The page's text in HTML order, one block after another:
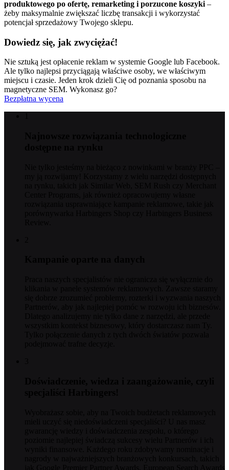
produktowego po ofertę, remarketing i porzucone koszyki –
żeby maksymalnie zwiększać liczbę transakcji i wykorzystać
potencjał sprzedażowy Twojego sklepu.
Dowiedz się, jak zwyciężać!
Nie sztuką jest opłacenie reklam w systemie Google lub Facebook.
Ale tylko najlepsi przyciągają właściwe osoby, we właściwym
miejscu i czasie. Jeden krok dzieli Cię od poznania sposobu na
magnetyczne SEM. Wykonasz go?
Bezpłatna wycena